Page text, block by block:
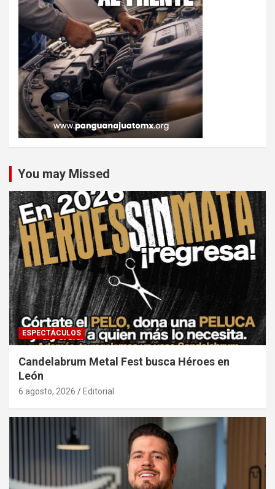
You may Missed
ESPECTÁCULOS
Candelabrum Metal Fest busca Héroes en
León
6 agosto, 2026 Editorial